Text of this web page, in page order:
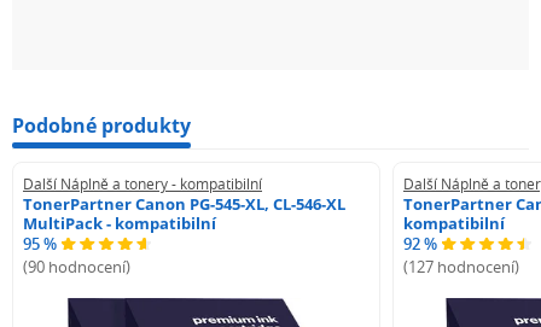
Podobné produkty
Další Náplně a tonery - kompatibilní
TonerPartner Canon PG-545-XL, CL-546-XL
MultiPack - kompatibilní
95 %
(90 hodnocení)
Další Náplně a
TonerPartner
kompatibilní
92 %
(127 hodnocení)